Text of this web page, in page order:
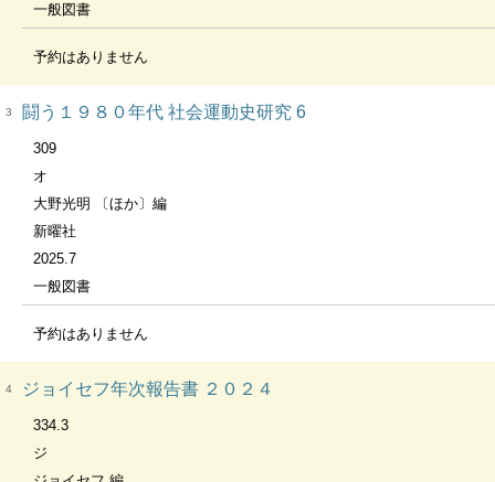
一般図書
予約はありません
3 闘う１９８０年代 社会運動史研究 6
309
オ
大野光明 〔ほか〕編
新曜社
2025.7
一般図書
予約はありません
4 ジョイセフ年次報告書 ２０２４
334.3
ジ